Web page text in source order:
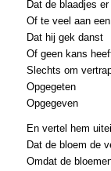
Dat de blaadjes
Of te veel aan
Dat hij gek danst
Of geen kans
Slechts om
Opgegeten
Opgegeven
En vertel hem
Dat de bloem de
Omdat de